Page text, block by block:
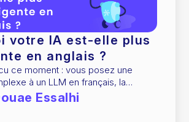
votre IA est-elle plus
en anglais ?
ce moment : vous posez une
à un LLM en français, la
mais un peu floue, moins
même hésitante.
Essalhi